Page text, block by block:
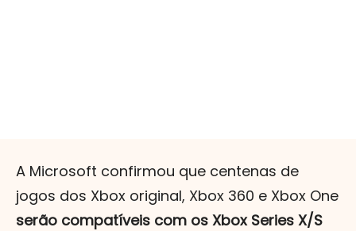
A Microsoft confirmou que centenas de
jogos dos Xbox original, Xbox 360 e Xbox One
serão compatíveis com os Xbox Series X/S